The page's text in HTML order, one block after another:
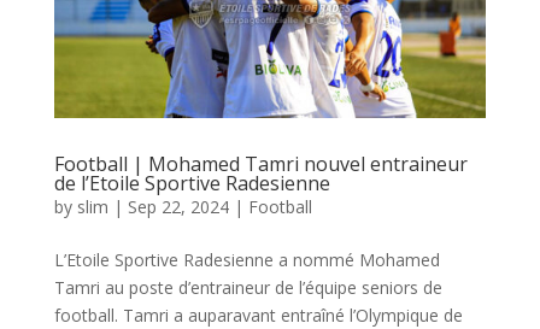
Football | Mohamed Tamri nouvel entraineur
de l’Etoile Sportive Radesienne
by slim | Sep 22, 2024| Football
L’Etoile Sportive Radesienne a nommé Mohamed
Tamri au poste d’entraineur de l’équipe seniors de
football. Tamri a auparavant entraîné l’Olympique de